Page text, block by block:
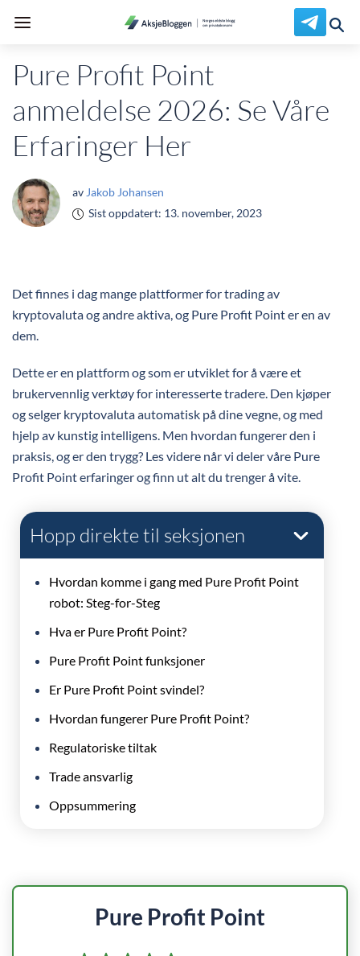
Pure Profit Point
anmeldelse 2026: Se Våre
Erfaringer Her
av Jakob Johansen
Sist oppdatert: 13. november, 2023
Det finnes i dag mange plattformer for trading av
kryptovaluta og andre aktiva, og Pure Profit Point er en av
dem.
Dette er en plattform og som er utviklet for å være et
brukervennlig verktøy for interesserte tradere. Den kjøper
og selger kryptovaluta automatisk på dine vegne, og med
hjelp av kunstig intelligens. Men hvordan fungerer den i
praksis, og er den trygg? Les videre når vi deler våre Pure
Profit Point erfaringer og finn ut alt du trenger å vite.
Hopp direkte til seksjonen
Hvordan komme i gang med Pure Profit Point
robot: Steg-for-Steg
Hva er Pure Profit Point?
Pure Profit Point funksjoner
Er Pure Profit Point svindel?
Hvordan fungerer Pure Profit Point?
Regulatoriske tiltak
Trade ansvarlig
Oppsummering
Pure Profit Point